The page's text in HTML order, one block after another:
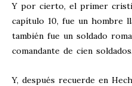
Y por cierto, el primer
capítulo 10, fue un hombre
también fue un soldado
comandante de cien soldados.
Y, después recuerde en